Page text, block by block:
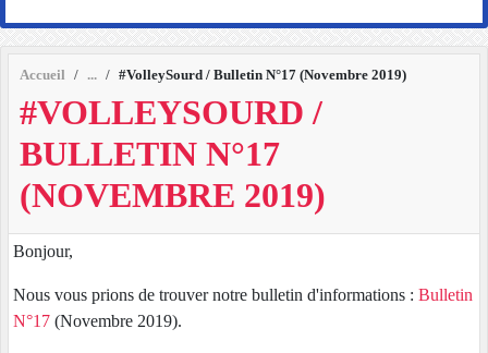
Accueil #VolleySourd / Bulletin N°17 (Novembre 2019)
#VOLLEYSOURD /
BULLETIN N°17
(NOVEMBRE 2019)
Bonjour,
Nous vous prions de trouver notre bulletin d'informations : Bulletin
N°17 (Novembre 2019).